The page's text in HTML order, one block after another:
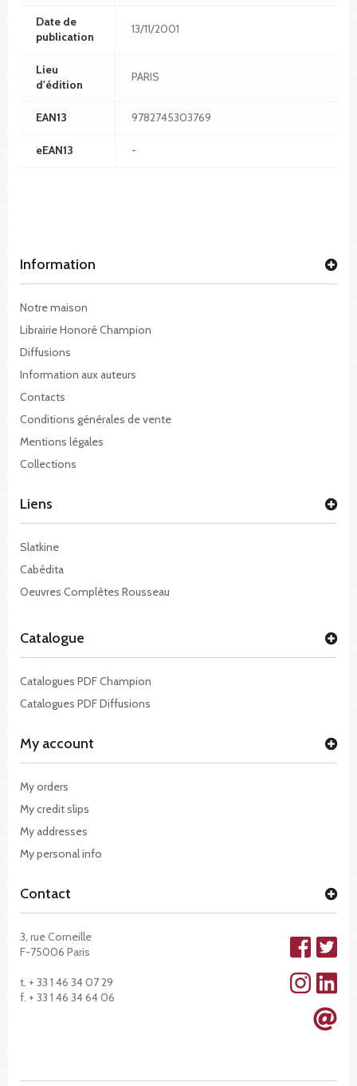
Date de
publication
13/11/2001
Lieu
d'édition
PARIS
EAN13 9782745303769
eEAN13 -
Information
Notre maison
Librairie Honoré Champion
Diffusions
Information aux auteurs
Contacts
Conditions générales de vente
Mentions légales
Collections
Liens
Slatkine
Cabédita
Oeuvres Complètes Rousseau
Catalogue
Catalogues PDF Champion
Catalogues PDF Diffusions
My account
My orders
My credit slips
My addresses
My personal info
Contact
3, rue Corneille
F-75006 Paris
t. + 33 1 46 34 07 29
f. + 33 1 46 34 64 06